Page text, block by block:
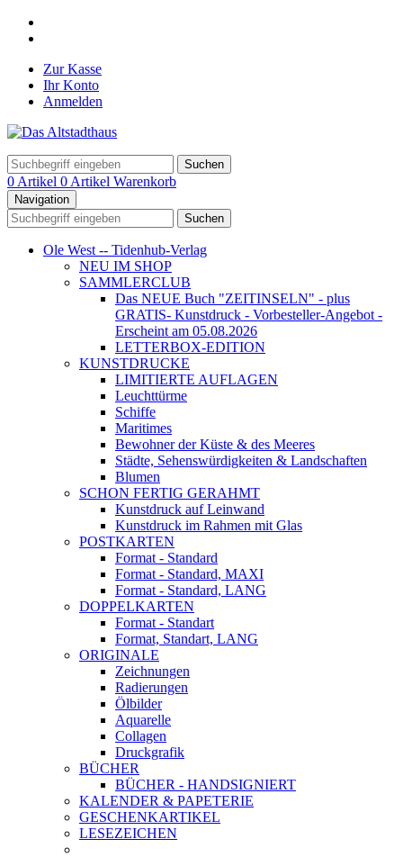
Zur Kasse
Ihr Konto
Anmelden
Suchen
0 Artikel 0 Artikel Warenkorb
Navigation
Suchen
Ole West -- Tidenhub-Verlag
NEU IM SHOP
SAMMLERCLUB
Das NEUE Buch "ZEITINSELN" - plus
GRATIS- Kunstdruck - Vorbesteller-Angebot -
Erscheint am 05.08.2026
LETTERBOX-EDITION
KUNSTDRUCKE
LIMITIERTE AUFLAGEN
Leuchttürme
Schiffe
Maritimes
Bewohner der Küste & des Meeres
Städte, Sehenswürdigkeiten & Landschaften
Blumen
SCHON FERTIG GERAHMT
Kunstdruck auf Leinwand
Kunstdruck im Rahmen mit Glas
POSTKARTEN
Format - Standard
Format - Standard, MAXI
Format - Standard, LANG
DOPPELKARTEN
Format - Standart
Format, Standart, LANG
ORIGINALE
Zeichnungen
Radierungen
Ölbilder
Aquarelle
Collagen
Druckgrafik
BÜCHER
BÜCHER - HANDSIGNIERT
KALENDER & PAPETERIE
GESCHENKARTIKEL
LESEZEICHEN